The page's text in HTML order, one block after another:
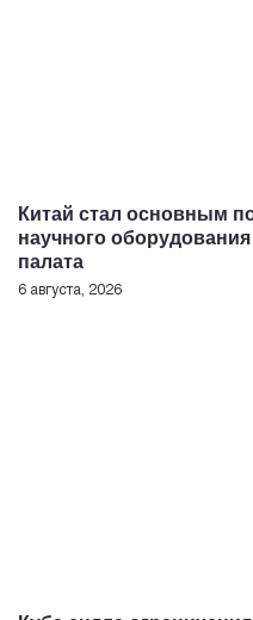
Китай стал основным
научного
палата
6 августа, 2026